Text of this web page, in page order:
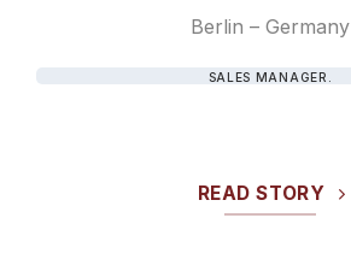
Berlin – Germany
SALES MANAGER.
READ STORY